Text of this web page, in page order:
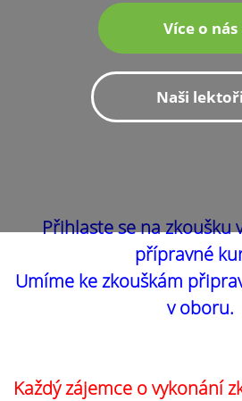
Více o nás
Naši lektoři
Přihlaste se na zkoušku
přípravné
Umíme ke zkouškám
v oboru.
Každý zájemce o vykonání